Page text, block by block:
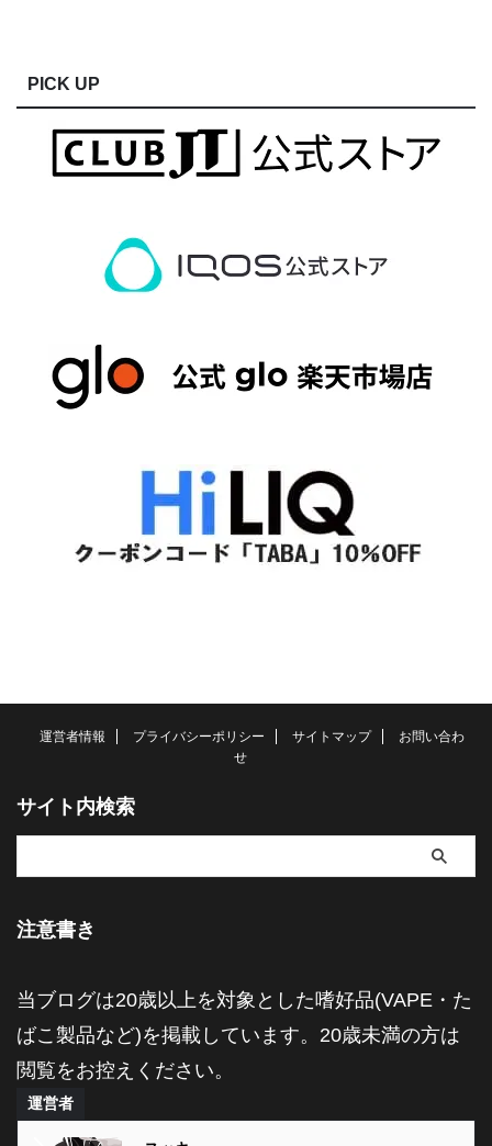
PICK UP
運営者情報 プライバシーポリシー サイトマップ
お問い合わ
せ
サイト内検索
注意書き
当ブログは20歳以上を対象とした嗜好品(VAPE・た
ばこ製品など)を掲載しています。20歳未満の方は
閲覧をお控えください。
運営者